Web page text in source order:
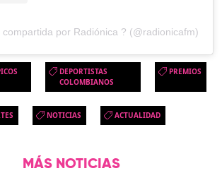
compartida por Radiónica ? (@radionicafm)
DEPORTISTAS
COLOMBIANOS
PREMIOS
NOTICIAS ACTUALIDAD
MÁS NOTICIAS